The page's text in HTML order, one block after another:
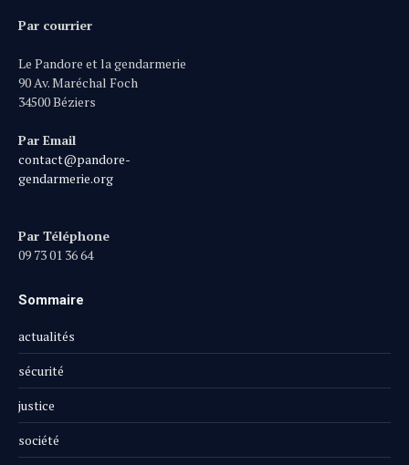
Par courrier
Le Pandore et la gendarmerie
90 Av. Maréchal Foch
34500 Béziers
Par Email
contact@pandore-
gendarmerie.org
Par Téléphone
09 73 01 36 64
Sommaire
actualités
sécurité
justice
société